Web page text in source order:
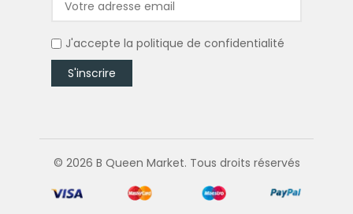
J'accepte la politique de confidentialité
© 2026 B Queen Market. Tous droits réservés